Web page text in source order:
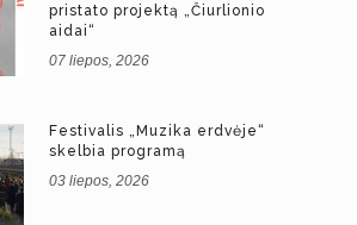
pristato projektą „Čiurlionio
aidai“
07 liepos, 2026
Festivalis „Muzika erdvėje“
skelbia programą
03 liepos, 2026